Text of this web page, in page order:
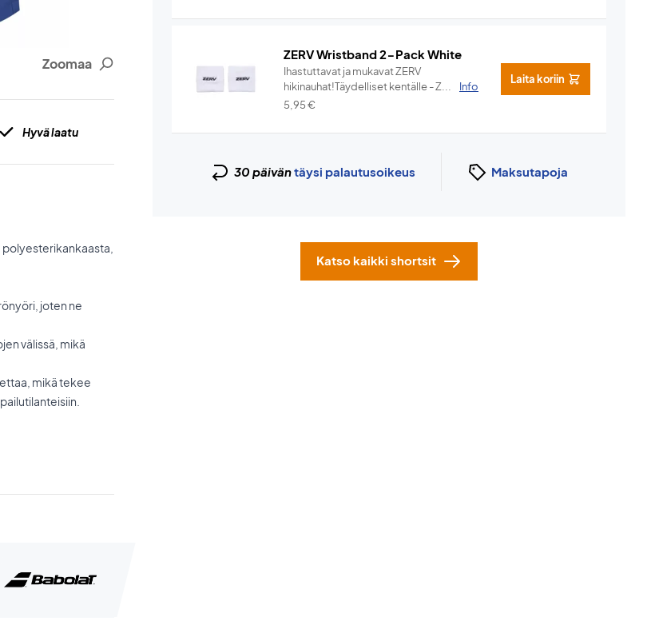
Zoomaa
Hyvä laatu
joten ne
välissä, mikä
mikä tekee
ZERV Wristband 2-Pack White
Ihastuttavat ja mukavat ZERV
hikinauhat!Täydelliset kentälle - Z...
Info
5,95€
Laita koriin
30 päiväntäysi palautusoikeus Maksutapoja
Katso kaikki shortsit